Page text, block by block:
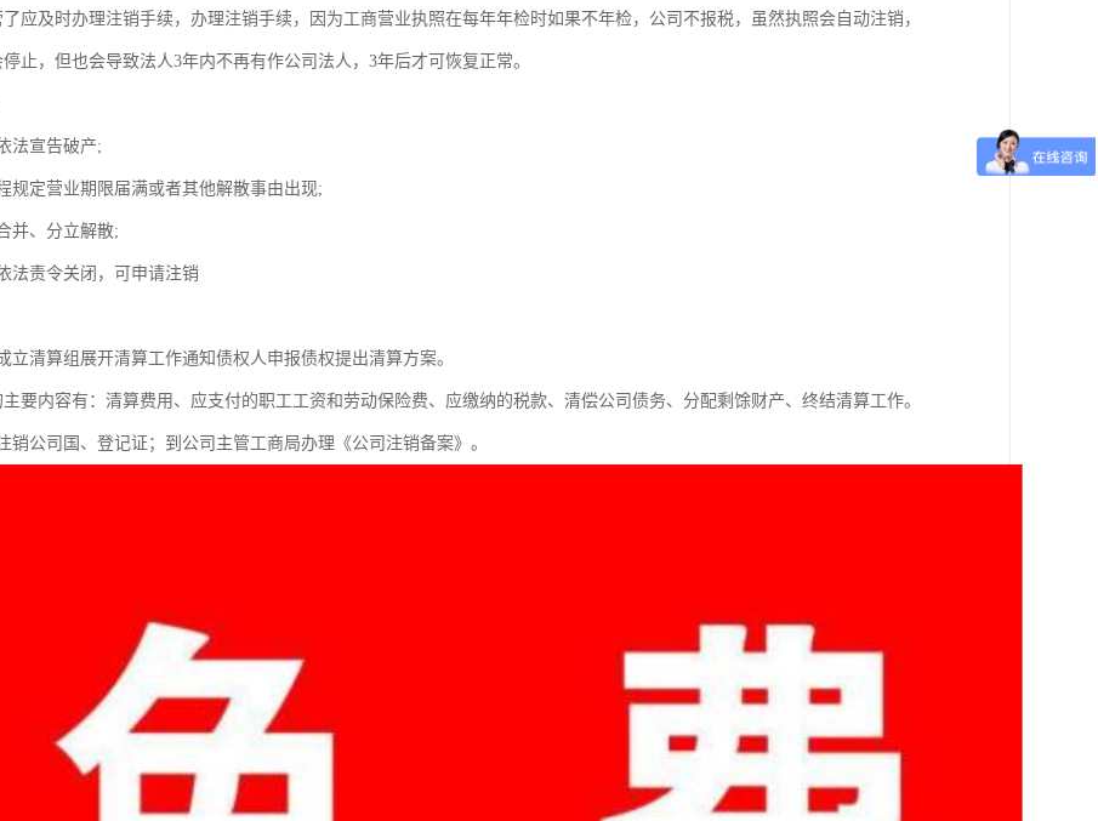
应及时办理注销手续，办理注销手续，因为工商营业执照在每年年检时如果不年检，公司不报税，虽然执照会自动注销，
止，但也会导致法人3年内不再有作公司法人，3年后才可恢复正常。
法宣告破产;
规定营业期限届满或者其他解散事由出现;
并、分立解散;
法责令关闭，可申请注销
立清算组展开清算工作通知债权人申报债权提出清算方案。
要内容有：清算费用、应支付的职工工资和劳动保险费、应缴纳的税款、清偿公司债务、分配剩馀财产、终结清算工作。
销公司国、登记证；到公司主管工商局办理《公司注销备案》。